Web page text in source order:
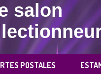
salon
POSTALES